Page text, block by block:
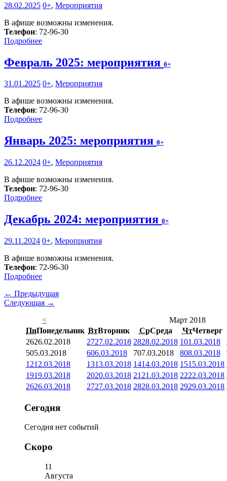
28.02.2025 0+, Мероприятия
В афише возможны изменения.
Телефон: 72-96-30
Подробнее
Февраль 2025: мероприятия 0+
31.01.2025 0+, Мероприятия
В афише возможны изменения.
Телефон: 72-96-30
Подробнее
Январь 2025: мероприятия 0+
26.12.2024 0+, Мероприятия
В афише возможны изменения.
Телефон: 72-96-30
Подробнее
Декабрь 2024: мероприятия 0+
29.11.2024 0+, Мероприятия
В афише возможны изменения.
Телефон: 72-96-30
Подробнее
← Предыдущая
Следующая →
<
Март 2018
ПнПонедельник ВтВторник СрСреда ЧтЧетверг
2626.02.2018 2727.02.2018 2828.02.2018 101.03.2018
505.03.2018 606.03.2018 707.03.2018 808.03.2018
1212.03.2018 1313.03.2018 1414.03.2018 1515.03.2018
1919.03.2018 2020.03.2018 21 21.03.2018 2222.03.2018
2626.03.2018 2727.03.2018 2828.03.2018 2929.03.2018
Сегодня
Сегодня нет событий
Скоро
11
Августа